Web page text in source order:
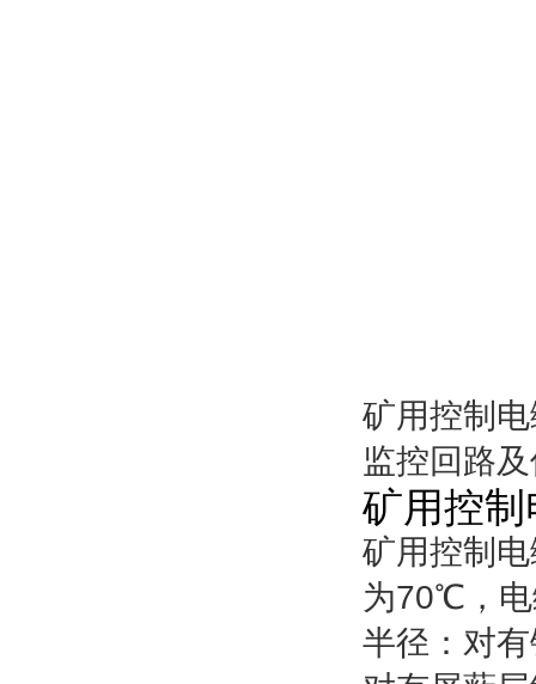
矿用控制
监控回路
矿用控
矿用控制
为70℃ ，
半径：对